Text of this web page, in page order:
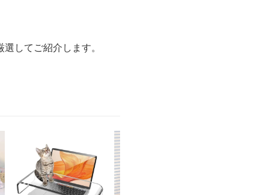
してご紹介します。